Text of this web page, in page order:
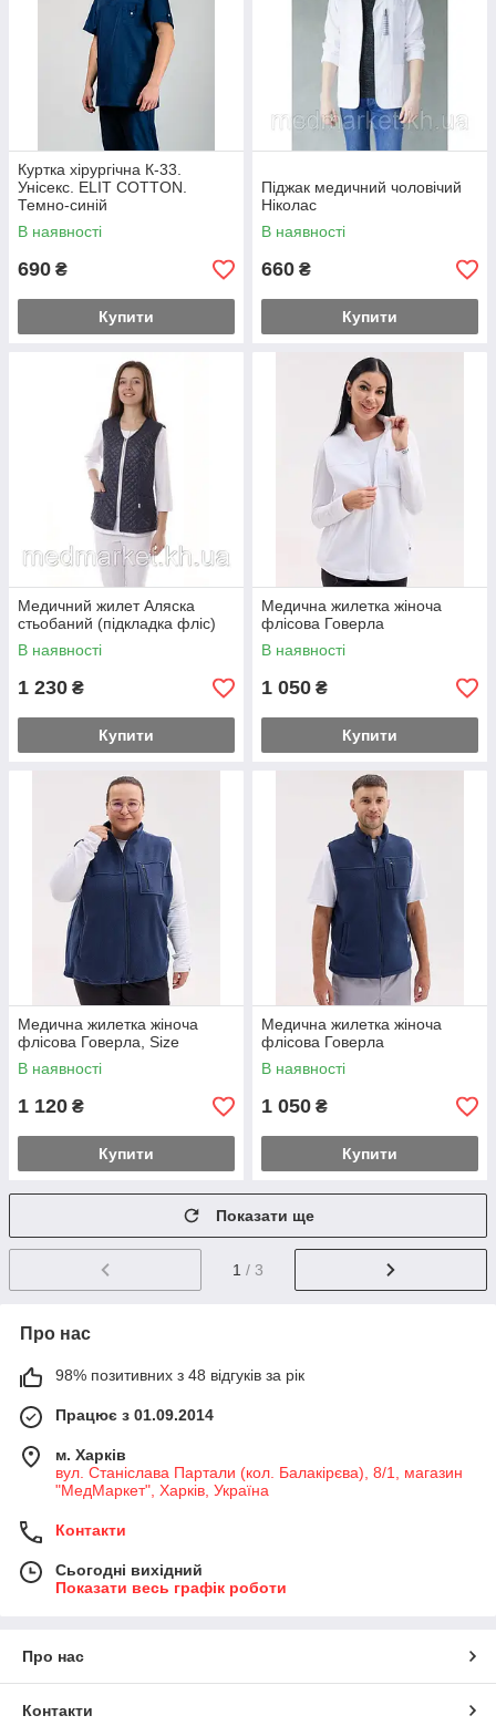
Куртка хірургічна К-33.
Унісекс. ELIT COTTON.
Темно-синій
В наявності
690 ₴
Купити
Піджак медичний чоловічий
Ніколас
В наявності
660 ₴
Купити
Медичний жилет Аляска
стьобаний (підкладка фліс)
В наявності
1 230 ₴
Купити
Медична жилетка жіноча
флісова Говерла
В наявності
1 050 ₴
Купити
Медична жилетка жіноча
флісова Говерла, Size
В наявності
1 120 ₴
Купити
Медична жилетка жіноча
флісова Говерла
В наявності
1 050 ₴
Купити
Показати ще
1 / 3
Про нас
98% позитивних з 48 відгуків за рік
Працює з 01.09.2014
м. Харків
вул. Станіслава Партали (кол. Балакірєва), 8/1, магазин
"МедМаркет", Харків, Україна
Контакти
Сьогодні вихідний
Показати весь графік роботи
Про нас
Контакти